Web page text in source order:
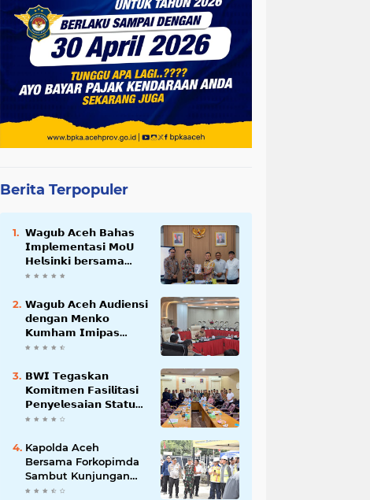
Berita Terpopuler
𝗪𝗮𝗴𝘂𝗯 𝗔𝗰𝗲𝗵 𝗕𝗮𝗵𝗮𝘀
𝗜𝗺𝗽𝗹𝗲𝗺𝗲𝗻𝘁𝗮𝘀𝗶 𝗠𝗼𝗨
𝗛𝗲𝗹𝘀𝗶𝗻𝗸𝗶 𝗯𝗲𝗿𝘀𝗮𝗺𝗮
𝗦𝗲𝗸𝗿𝗲𝘁𝗮𝗿𝗶𝗮𝘁 𝗡𝗲𝗴𝗮𝗿𝗮
𝗪𝗮𝗴𝘂𝗯 𝗔𝗰𝗲𝗵 𝗔𝘂𝗱𝗶𝗲𝗻𝘀𝗶
𝗱𝗲𝗻𝗴𝗮𝗻 𝗠𝗲𝗻𝗸𝗼
𝗞𝘂𝗺𝗵𝗮𝗺 𝗜𝗺𝗶𝗽𝗮𝘀
𝗧𝗲𝗿𝗸𝗮𝗶𝘁 𝗦𝘁𝗮𝘁𝘂𝘀 𝗪𝗮𝗸𝗮𝗳
𝗕𝗪𝗜 𝗧𝗲𝗴𝗮𝘀𝗸𝗮𝗻
𝗞𝗼𝗺𝗶𝘁𝗺𝗲𝗻 𝗙𝗮𝘀𝗶𝗹𝗶𝘁𝗮𝘀𝗶
𝗣𝗲𝗻𝘆𝗲𝗹𝗲𝘀𝗮𝗶𝗮𝗻 𝗦𝘁𝗮𝘁𝘂𝘀
𝗪𝗮𝗸𝗮𝗳 𝗕𝗹𝗮𝗻𝗴 𝗣𝗮𝗱𝗮𝗻𝗴
Kapolda Aceh
Bersama Forkopimda
Sambut Kunjungan
Kerja Wakil Presiden